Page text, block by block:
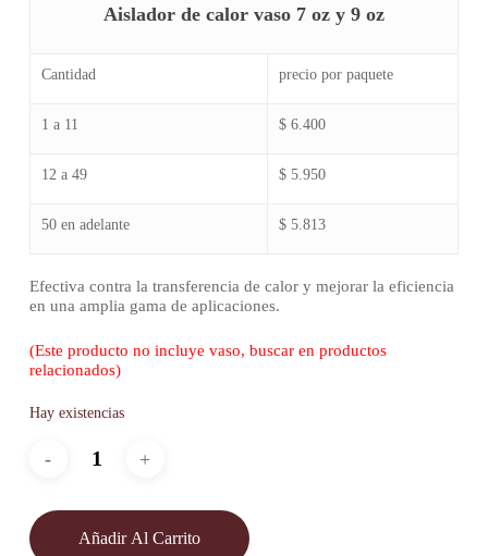
Aislador de calor vaso 7 oz y 9 oz
Cantidad precio por paquete
1 a 11 $ 6.400
12 a 49 $ 5.950
50 en adelante $ 5.813
Efectiva contra la transferencia de calor y mejorar la eficiencia
en una amplia gama de aplicaciones.
(Este producto no incluye vaso, buscar en productos
relacionados)
Hay existencias
Añadir Al Carrito